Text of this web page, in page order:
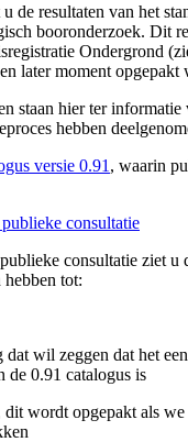
de resultaten van het
booronderzoek. Dit
Ondergrond
later moment opgepakt
staan hier ter informatie
hebben
versie 0.91 , waarin
consultatie
consultatie ziet u
tot:
dat wil zeggen dat het
de 0.91 catalogus is
dit wordt opgepakt als